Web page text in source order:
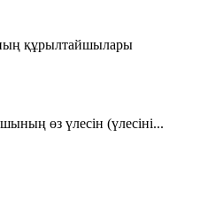
құрылтайшылары
өз үлесiн (үлесiнi...